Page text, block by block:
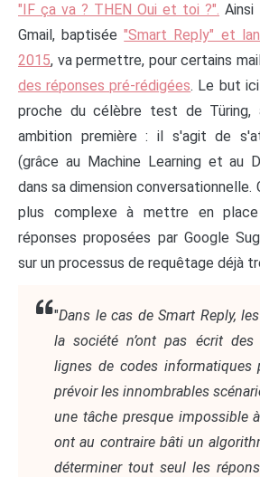
"IF ça va ? THEN Oui et toi ?".
Gmail, baptisée"Smart Reply" et
2015, va permettre, pour certains
des réponses pré-rédigées. Le but
proche du célèbre test de Türing,
ambition première : il s'agit de
(grâce au Machine Learning et au
dans sa dimension conversationnelle.
plus complexe à mettre en
réponses proposées par Google
sur un processus de requêtage déjà
"Dans le cas de Smart Reply,
la société n’ont pas écrit
lignes de codes informatiques
prévoir les innombrables
une tâche presque impossible
ont au contraire bâti un
déterminer tout seul les